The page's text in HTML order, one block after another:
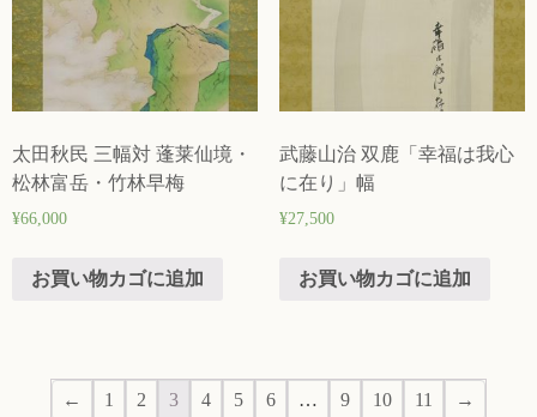
太田秋民 三幅対 蓬莱仙境・
松林富岳・竹林早梅
¥66,000
お買い物カゴに追加
武藤山治 双鹿「幸福は我心
に在り」幅
¥27,500
お買い物カゴに追加
← 1 2 3 4 5 6 … 9 10 11 →